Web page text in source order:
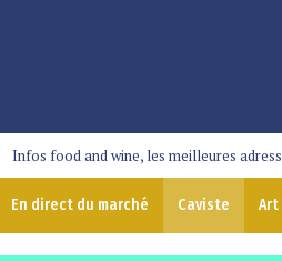
Infos food and wine, les meilleures
En direct du marché Caviste Art